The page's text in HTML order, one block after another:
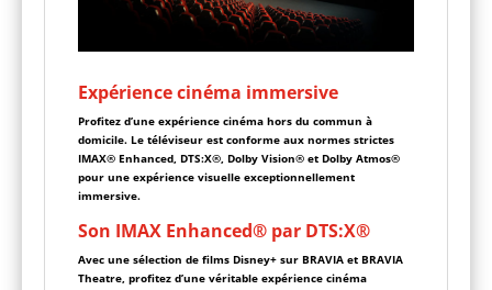
Expérience cinéma immersive
Profitez d’une expérience cinéma hors du commun à
domicile. Le téléviseur est conforme aux normes strictes
IMAX® Enhanced, DTS:X®, Dolby Vision® et Dolby Atmos®
pour une expérience visuelle exceptionnellement
immersive.
Son IMAX Enhanced® par DTS:X®
Avec une sélection de films Disney+ sur BRAVIA et BRAVIA
Theatre, profitez d’une véritable expérience cinéma